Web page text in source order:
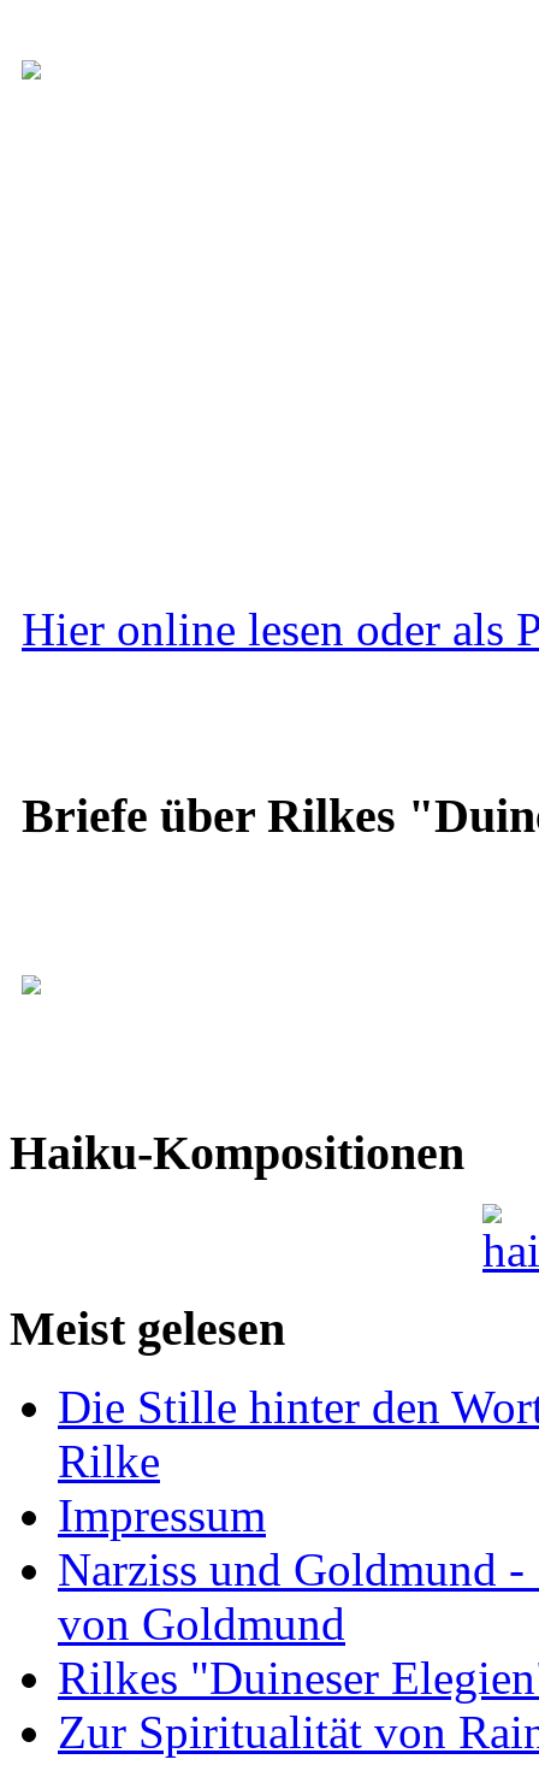
Hier online lesen oder als
Briefe über Rilkes
Haiku-Kompositionen
Meist gelesen
Die Stille hinter den
Rilke
Impressum
Narziss und Goldmund
von Goldmund
Rilkes "Duineser
Zur Spiritualität von